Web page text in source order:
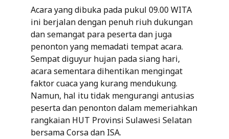
Acara yang dibuka pada pukul 09.00 WITA
ini berjalan dengan penuh riuh dukungan
dan semangat para peserta dan juga
penonton yang memadati tempat acara.
Sempat diguyur hujan pada siang hari,
acara sementara dihentikan mengingat
faktor cuaca yang kurang mendukung.
Namun, hal itu tidak mengurangi antusias
peserta dan penonton dalam memeriahkan
rangkaian HUT Provinsi Sulawesi Selatan
bersama Corsa dan ISA.